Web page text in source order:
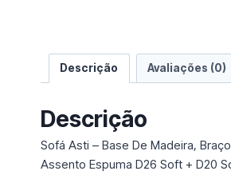
g
o
i
Descrição Avaliações (0)
Descrição
Sofá Asti – Base De Madeira,
Assento Espuma D26 Soft + D20